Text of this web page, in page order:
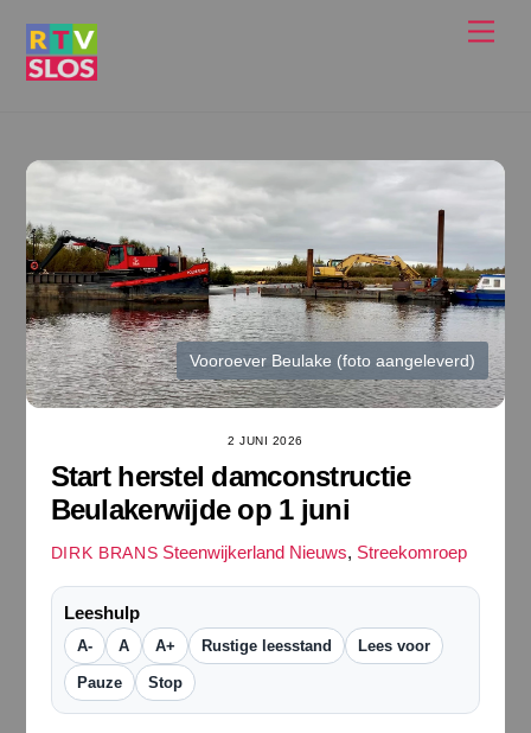
Vooroever Beulake (foto aangeleverd)
2 JUNI 2026
Start herstel damconstructie
Beulakerwijde op 1 juni
DIRK BRANS Steenwijkerland Nieuws, Streekomroep
Leeshulp
A- A A+ Rustige leesstand Lees voor
Pauze Stop